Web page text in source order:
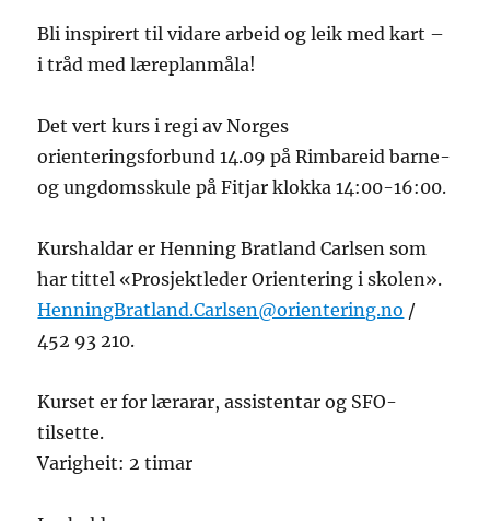
Bli inspirert til vidare arbeid og leik med kart –
i tråd med læreplanmåla!
Det vert kurs i regi av Norges
orienteringsforbund 14.09 på Rimbareid barne-
og ungdomsskule på Fitjar klokka 14:00-16:00.
Kurshaldar er Henning Bratland Carlsen som
har tittel «Prosjektleder Orientering i skolen».
HenningBratland.Carlsen@orientering.no /
452 93 210.
Kurset er for lærarar, assistentar og SFO-
tilsette.
Varigheit: 2 timar